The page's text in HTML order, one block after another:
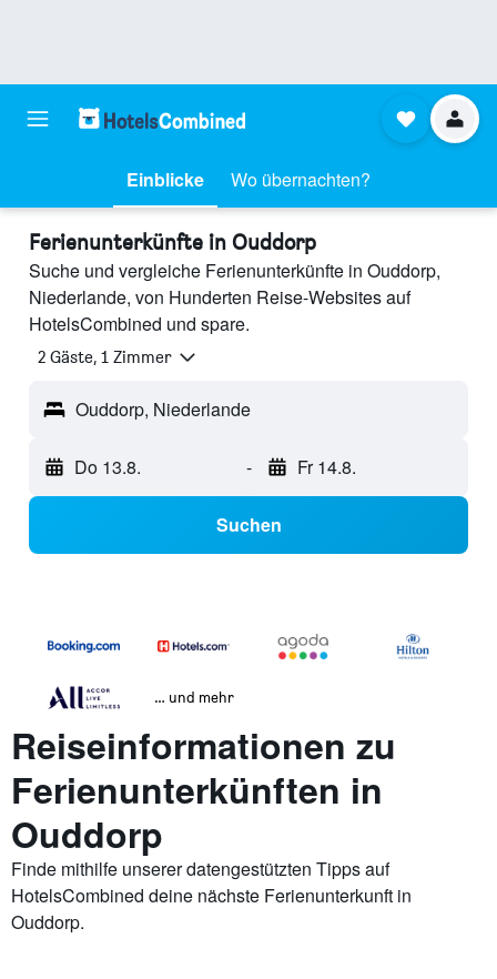
Einblicke Wo übernachten?
Ferienunterkünfte in Ouddorp
Suche und vergleiche Ferienunterkünfte in Ouddorp,
Niederlande, von Hunderten Reise-Websites auf
HotelsCombined und spare.
2 Gäste, 1 Zimmer
Ouddorp, Niederlande
Do 13.8. - Fr 14.8.
Suchen
… und mehr
Reiseinformationen zu
Ferienunterkünften in
Ouddorp
Finde mithilfe unserer datengestützten Tipps auf
HotelsCombined deine nächste Ferienunterkunft in
Ouddorp.